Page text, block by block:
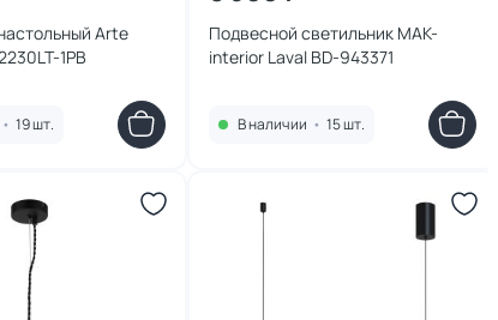
Arte
1PB
• 19 шт.
Подвесной светильник MAK-
interior Laval BD-943371
В наличии • 15 шт.